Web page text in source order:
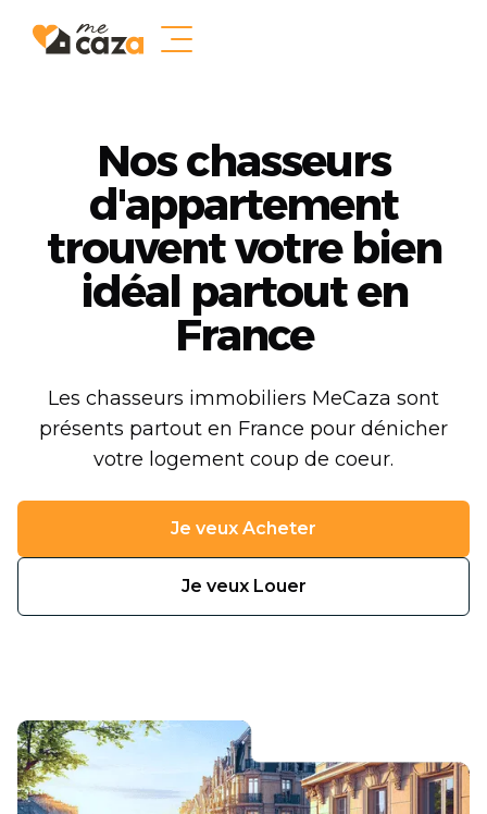
Nos chasseurs
d'appartement
trouvent votre bien
idéal partout en
France
Les chasseurs immobiliers MeCaza sont
présents partout en France pour dénicher
votre logement coup de coeur.
Je veux Acheter
Je veux Louer